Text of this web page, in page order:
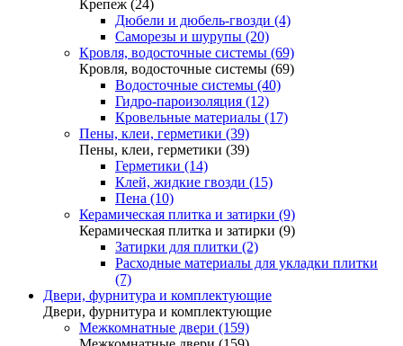
Крепеж (24)
Дюбели и дюбель-гвозди (4)
Саморезы и шурупы (20)
Кровля, водосточные системы (69)
Кровля, водосточные системы (69)
Водосточные системы (40)
Гидро-пароизоляция (12)
Кровельные материалы (17)
Пены, клеи, герметики (39)
Пены, клеи, герметики (39)
Герметики (14)
Клей, жидкие гвозди (15)
Пена (10)
Керамическая плитка и затирки (9)
Керамическая плитка и затирки (9)
Затирки для плитки (2)
Расходные материалы для укладки плитки
(7)
Двери, фурнитура и комплектующие
Двери, фурнитура и комплектующие
Межкомнатные двери (159)